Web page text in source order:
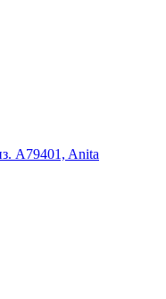
A79401, Anita